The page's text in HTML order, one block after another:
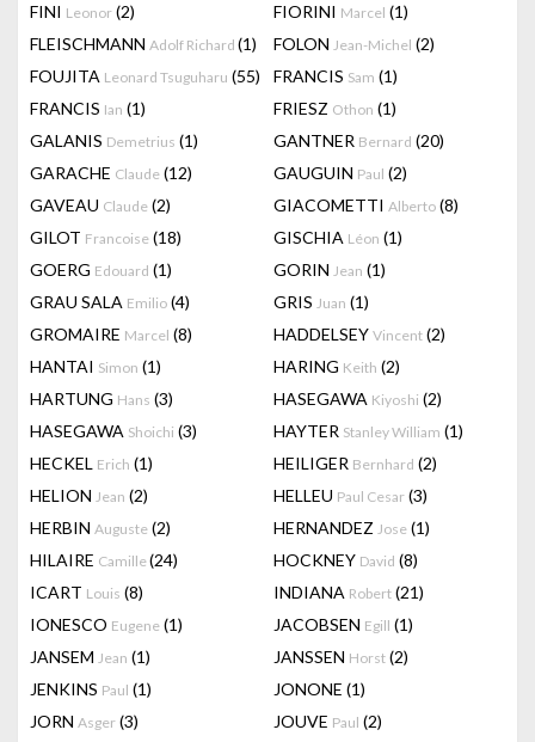
FINI Leonor (2) FIORINI Marcel (1)
FLEISCHMANN Adolf Richard (1) FOLON Jean-Michel (2)
FOUJITA Leonard Tsuguharu (55) FRANCIS Sam (1)
FRANCIS Ian (1) FRIESZ Othon (1)
GALANIS Demetrius (1) GANTNER Bernard (20)
GARACHE Claude (12) GAUGUIN Paul (2)
GAVEAU Claude (2) GIACOMETTI Alberto (8)
GILOT Francoise (18) GISCHIA Léon (1)
GOERG Edouard (1) GORIN Jean (1)
GRAU SALA Emilio (4) GRIS Juan (1)
GROMAIRE Marcel (8) HADDELSEY Vincent (2)
HANTAI Simon (1) HARING Keith (2)
HARTUNG Hans (3) HASEGAWA Kiyoshi (2)
HASEGAWA Shoichi (3) HAYTER Stanley William (1)
HECKEL Erich (1) HEILIGER Bernhard (2)
HELION Jean (2) HELLEU Paul Cesar (3)
HERBIN Auguste (2) HERNANDEZ Jose (1)
HILAIRE Camille(24) HOCKNEY David (8)
ICART Louis (8) INDIANA Robert (21)
IONESCO Eugene (1) JACOBSEN Egill (1)
JANSEM Jean (1) JANSSEN Horst (2)
JENKINS Paul (1) JONONE (1)
JORN Asger (3) JOUVE Paul (2)